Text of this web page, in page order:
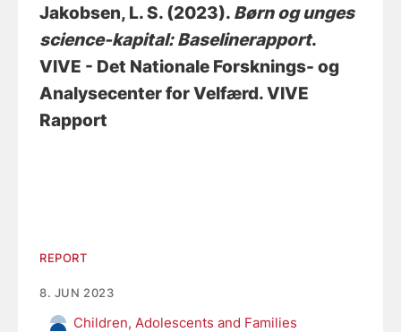
Jakobsen, L. S. (2023). Børn og unges
science-kapital: Baselinerapport.
VIVE - Det Nationale Forsknings- og
Analysecenter for Velfærd. VIVE
Rapport
REPORT
8. JUN 2023
Children, Adolescents and Families